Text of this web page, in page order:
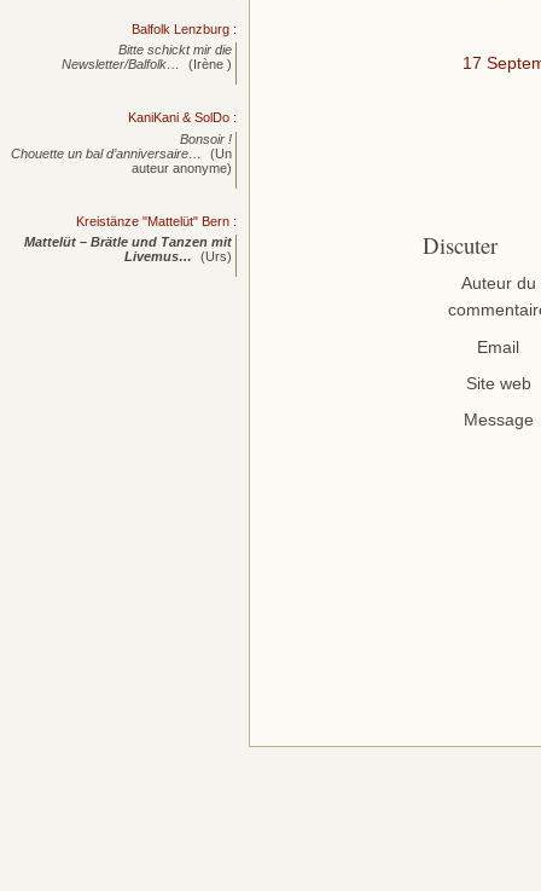
17
Discuter
Auteur du
Email
Site web
Message
Balfolk Lenzburg :
Bitte schickt mir die
Newsletter/Balfolk…
(Irène )
KaniKani & SolDo :
Bonsoir !
Chouette un bal d’anniversaire…
(Un
auteur anonyme)
Kreistänze "Mattelüt" Bern :
Mattelüt – Brätle und Tanzen mit
Livemus…
(Urs)